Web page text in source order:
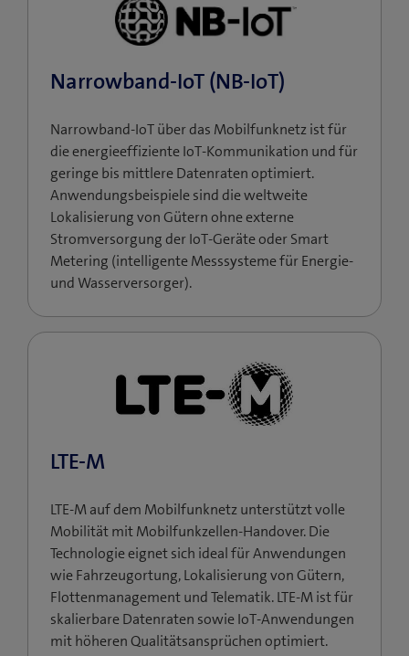
Narrowband-IoT (NB-IoT)
Narrowband-IoT über das Mobilfunknetz ist für
die energieeffiziente IoT-Kommunikation und für
geringe bis mittlere Datenraten optimiert.
Anwendungsbeispiele sind die weltweite
Lokalisierung von Gütern ohne externe
Stromversorgung der IoT-Geräte oder Smart
Metering (intelligente Messsysteme für Energie-
und Wasserversorger).
LTE-M
LTE-M auf dem Mobilfunknetz unterstützt volle
Mobilität mit Mobilfunkzellen-Handover. Die
Technologie eignet sich ideal für Anwendungen
wie Fahrzeugortung, Lokalisierung von Gütern,
Flottenmanagement und Telematik. LTE-M ist für
skalierbare Datenraten sowie IoT-Anwendungen
mit höheren Qualitätsansprüchen optimiert.